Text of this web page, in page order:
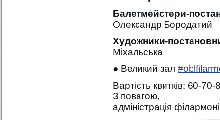
Балетмейстери-
Олександр Бородатий
Художники-
Міхальська
● Великий зал
Вартість квитків: 60-70-
З повагою,
адміністрація